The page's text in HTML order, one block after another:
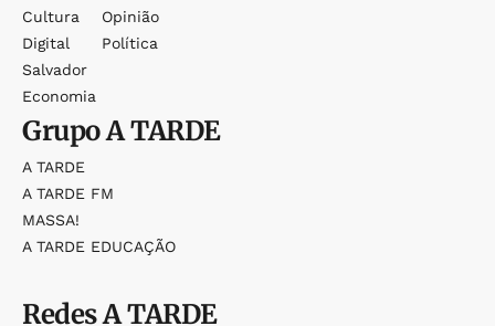
Cultura
Digital
Salvador
Economia
Opinião
Política
GrupoA TARDE
A TARDE
A TARDE FM
MASSA!
A TARDE EDUCAÇÃO
RedesA TARDE